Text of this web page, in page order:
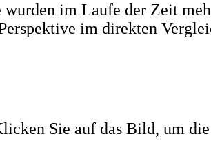
im Laufe der Zeit
im direkten
Sie auf das Bild, um